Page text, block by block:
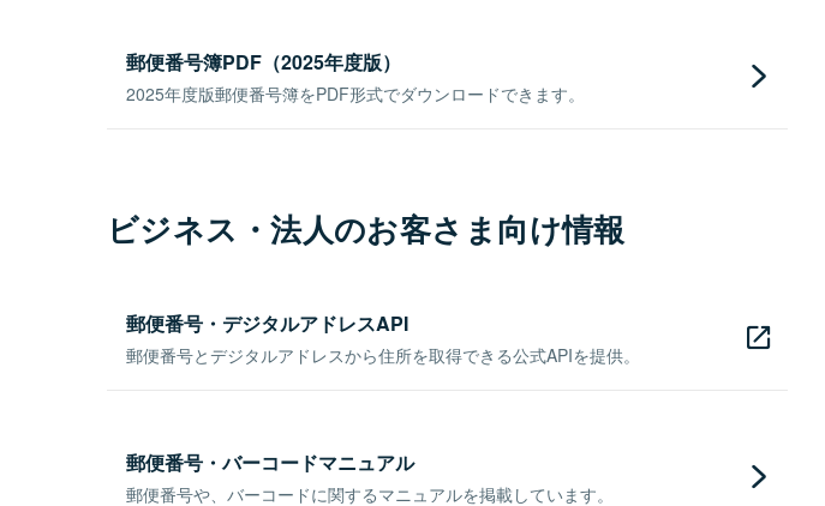
郵便番号簿PDF（2025年度版）
2025年度版郵便番号簿をPDF形式でダウンロードできます。
ビジネス・法人のお客さま向け情報
郵便番号・デジタルアドレスAPI
郵便番号とデジタルアドレスから住所を取得できる公式APIを提供。
郵便番号・バーコードマニュアル
郵便番号や、バーコードに関するマニュアルを掲載しています。